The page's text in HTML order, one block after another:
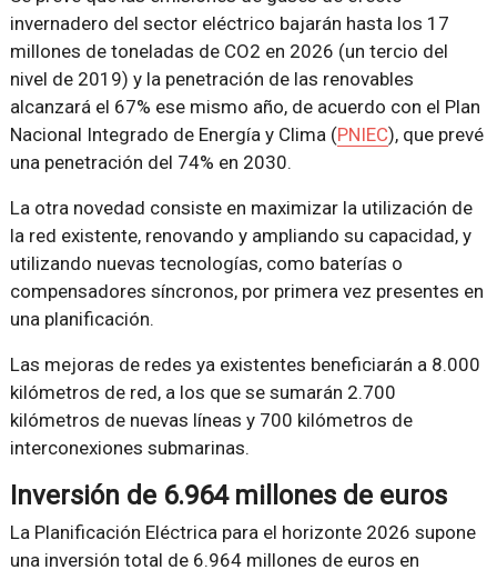
invernadero del sector eléctrico bajarán hasta los 17
millones de toneladas de CO2 en 2026 (un tercio del
nivel de 2019) y la penetración de las renovables
alcanzará el 67% ese mismo año, de acuerdo con el Plan
Nacional Integrado de Energía y Clima (PNIEC), que prevé
una penetración del 74% en 2030.
La otra novedad consiste en maximizar la utilización de
la red existente, renovando y ampliando su capacidad, y
utilizando nuevas tecnologías, como baterías o
compensadores síncronos, por primera vez presentes en
una planificación.
Las mejoras de redes ya existentes beneficiarán a 8.000
kilómetros de red, a los que se sumarán 2.700
kilómetros de nuevas líneas y 700 kilómetros de
interconexiones submarinas.
Inversión de 6.964 millones de euros
La Planificación Eléctrica para el horizonte 2026 supone
una inversión total de 6.964 millones de euros en